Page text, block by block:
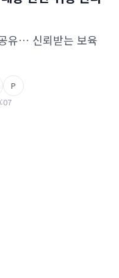
유… 신뢰받는 보육
P